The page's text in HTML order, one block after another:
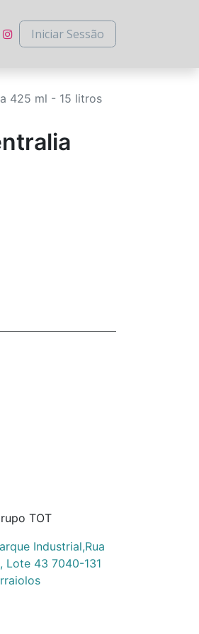
Iniciar Sessão
425 ml - 15 litros
TOT
Industrial,Rua
Lote 43 7040-131